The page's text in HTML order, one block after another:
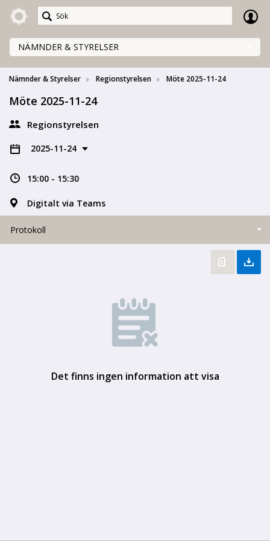
Meetings+
NÄMNDER & STYRELSER
Nämnder & Styrelser Regionstyrelsen Möte 2025-11-24
Möte 2025-11-24
Regionstyrelsen
2025-11-24
15:00 - 15:30
Digitalt via Teams
Protokoll
Det finns ingen information att visa